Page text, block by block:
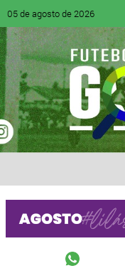
05 de agosto de 2026